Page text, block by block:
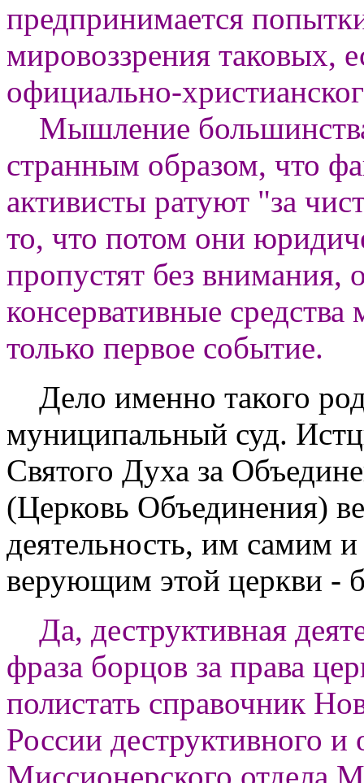
предпринимается
мировоззрения таковых,
официально-
Мышление
странным образом, что
активисты ратуют "за
то, что потом они
пропустят без внимания,
консервативные
только первое событие.
Дело именно такого
муниципальный суд.
Святого Духа за
(Церковь Объединения)
деятельность, им самим
верующим этой церкви -
Да, деструктивная
фраза борцов за права
полистать справочник
России деструктивного и